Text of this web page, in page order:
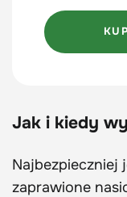
Jak i kiedy
Najbezpieczniej
zaprawione